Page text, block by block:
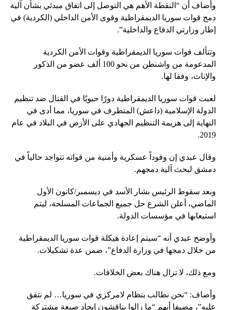
وأضاف أن “النقطة الأهم هي التوصل إلى اتفاق مبدئي بشأن آلية
دمج قوات سوريا الديمقراطية وقوى الأمن الداخلي (الكردية) في
إطار وزارتي الدفاع والداخلية”.
وتتألف قوات سوريا الديمقراطية وقوات الأمن الكردية
المدعومة من واشنطن من نحو 100 ألف عضو من الذكور
والإناث، وفقا لها.
لعبت قوات سوريا الديمقراطية دورًا حيويًا في القتال ضد تنظيم
الدولة الإسلامية (داعش) المتطرف في سوريا، مما أدى في
النهاية إلى هزيمة التنظيم الجهادي على الأرض في البلاد في عام
2019.
وقال عبدي إن وفوداً عسكرية وأمنية من قواته تتواجد حالياً في
دمشق لبحث آلية دمجهم.
وبعد سقوط الرئيس بشار الأسد في ديسمبر/كانون الأول
الماضي، أعلن الشرع حل جميع الجماعات المسلحة، ليتم
استيعابها في مؤسسات الدولة.
وأوضح عبدي أنه “سيتم إعادة هيكلة قوات سوريا الديمقراطية
من خلال دمجها في وزارة الدفاع”، ضمن عدة تشكيلات.
ومع ذلك، لا تزال هناك بعض الخلافات.
وأضاف: “نحن نطالب بنظام لامركزي في سوريا… لم نتفق
عليه”، مضيفا أنهم “ما زالوا يناقشون إيجاد صيغة مشتركة